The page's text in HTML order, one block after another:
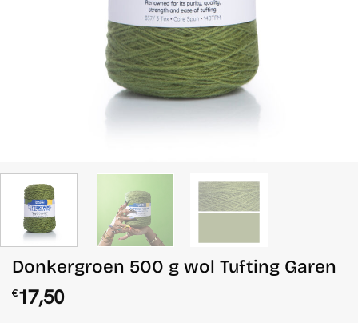
Donkergroen 500 g wol Tufting Garen
€17,50